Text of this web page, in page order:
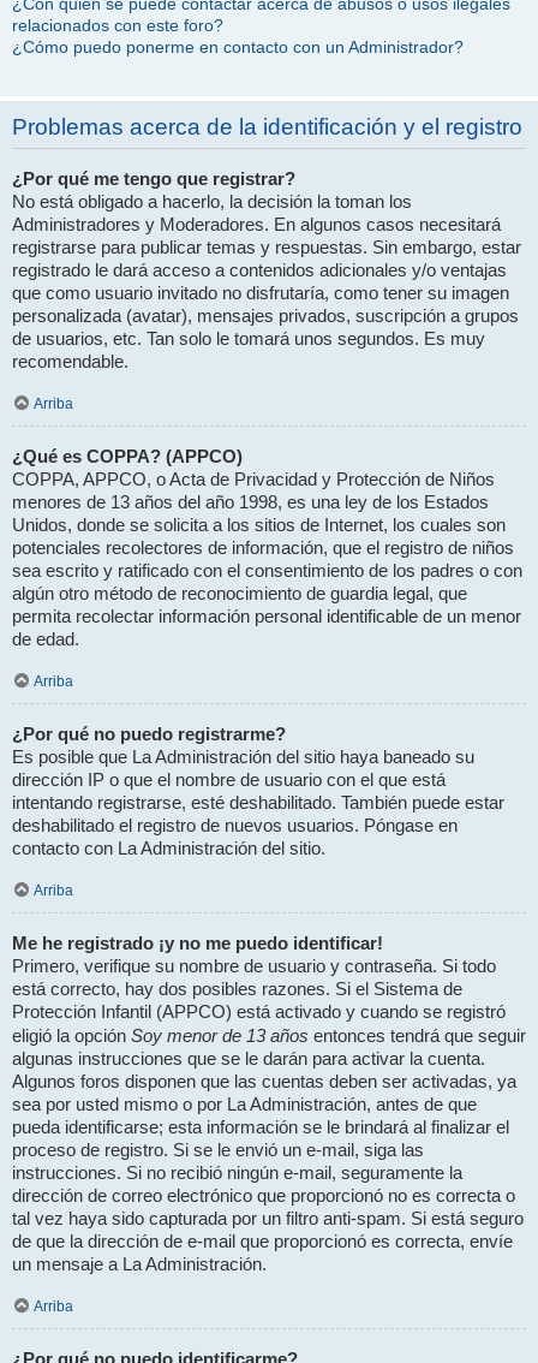
relacionados con este foro?
¿Cómo puedo ponerme en contacto con un Administrador?
Problemas acerca de la identificación y el registro
¿Por qué me tengo que registrar?
No está obligado a hacerlo, la decisión la toman los
Administradores y Moderadores. En algunos casos necesitará
registrarse para publicar temas y respuestas. Sin embargo, estar
registrado le dará acceso a contenidos adicionales y/o ventajas
que como usuario invitado no disfrutaría, como tener su imagen
personalizada (avatar), mensajes privados, suscripción a grupos
de usuarios, etc. Tan solo le tomará unos segundos. Es muy
recomendable.
Arriba
¿Qué es COPPA? (APPCO)
COPPA, APPCO, o Acta de Privacidad y Protección de Niños
menores de 13 años del año 1998, es una ley de los Estados
Unidos, donde se solicita a los sitios de Internet, los cuales son
potenciales recolectores de información, que el registro de niños
sea escrito y ratificado con el consentimiento de los padres o con
algún otro método de reconocimiento de guardia legal, que
permita recolectar información personal identificable de un menor
de edad.
Arriba
¿Por qué no puedo registrarme?
Es posible que La Administración del sitio haya baneado su
dirección IP o que el nombre de usuario con el que está
intentando registrarse, esté deshabilitado. También puede estar
deshabilitado el registro de nuevos usuarios. Póngase en
contacto con La Administración del sitio.
Arriba
Me he registrado ¡y no me puedo identificar!
Primero, verifique su nombre de usuario y contraseña. Si todo
está correcto, hay dos posibles razones. Si el Sistema de
Protección Infantil (APPCO) está activado y cuando se registró
eligió la opción Soy menor de 13 años entonces tendrá que seguir
algunas instrucciones que se le darán para activar la cuenta.
Algunos foros disponen que las cuentas deben ser activadas, ya
sea por usted mismo o por La Administración, antes de que
pueda identificarse; esta información se le brindará al finalizar el
proceso de registro. Si se le envió un e-mail, siga las
instrucciones. Si no recibió ningún e-mail, seguramente la
dirección de correo electrónico que proporcionó no es correcta o
tal vez haya sido capturada por un filtro anti-spam. Si está seguro
de que la dirección de e-mail que proporcionó es correcta, envíe
un mensaje a La Administración.
Arriba
¿Por qué no puedo identificarme?